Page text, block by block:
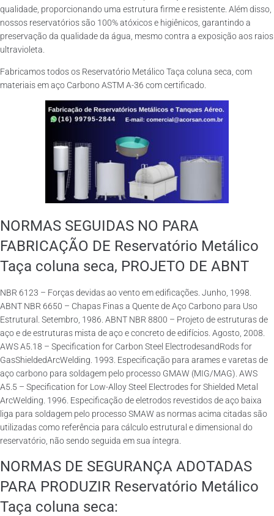
qualidade, proporcionando uma estrutura firme e resistente. Além disso,
nossos reservatórios são 100% atóxicos e higiênicos, garantindo a
preservação da qualidade da água, mesmo contra a exposição aos raios
ultravioleta.
Fabricamos todos os Reservatório Metálico Taça coluna seca, com
materiais em aço Carbono ASTM A-36 com certificado.
NORMAS SEGUIDAS NO PARA
FABRICAÇÃO DE Reservatório Metálico
Taça coluna seca, PROJETO DE ABNT
NBR 6123 – Forças devidas ao vento em edificações. Junho, 1998.
ABNT NBR 6650 – Chapas Finas a Quente de Aço Carbono para Uso
Estrutural. Setembro, 1986. ABNT NBR 8800 – Projeto de estruturas de
aço e de estruturas mista de aço e concreto de edifícios. Agosto, 2008.
AWS A5.18 – Specification for Carbon Steel ElectrodesandRods for
GasShieldedArcWelding. 1993. Especificação para arames e varetas de
aço carbono para soldagem pelo processo GMAW (MIG/MAG). AWS
A5.5 – Specification for Low-Alloy Steel Electrodes for Shielded Metal
ArcWelding. 1996. Especificação de eletrodos revestidos de aço baixa
liga para soldagem pelo processo SMAW as normas acima citadas são
utilizadas como referência para cálculo estrutural e dimensional do
reservatório, não sendo seguida em sua íntegra.
NORMAS DE SEGURANÇA ADOTADAS
PARA PRODUZIR Reservatório Metálico
Taça coluna seca: